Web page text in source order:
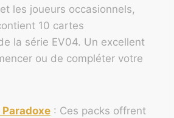
les joueurs occasionnels,
10 cartes
la série EV04. Un excellent
ou de compléter votre
: Ces packs offrent